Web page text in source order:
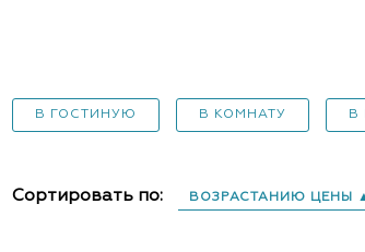
В ГОСТИНУЮ В КОМНАТУ В
Сортировать по: ВОЗРАСТАНИЮ ЦЕНЫ